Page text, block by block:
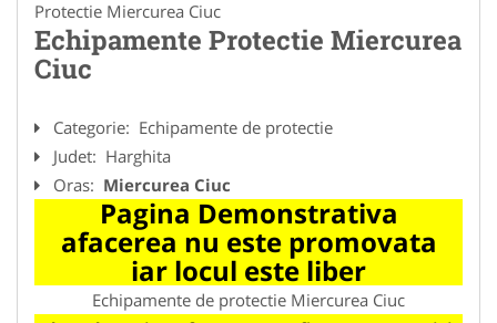
Protectie Miercurea Ciuc
Echipamente Protectie Miercurea
Ciuc
Categorie: Echipamente de protectie
Judet: Harghita
Oras: Miercurea Ciuc
Pagina Demonstrativa
afacerea nu este promovata
iar locul este liber
Echipamente de protectie Miercurea Ciuc